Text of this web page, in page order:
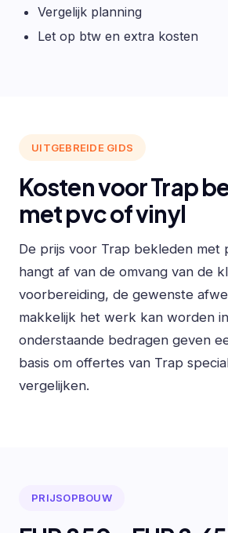
Vergelijk planning
Let op btw en extra kosten
UITGEBREIDE GIDS
Kosten voor Trap
met pvc of vinyl
De prijs voor Trap bekleden met
hangt af van de omvang van de
voorbereiding, de gewenste
makkelijk het werk kan worden
onderstaande bedragen geven
basis om offertes van Trap
vergelijken.
PRIJSOPBOUW